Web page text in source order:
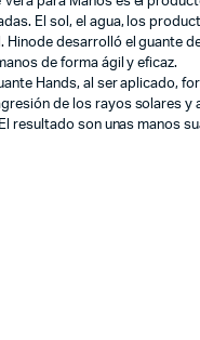
El sol, el agua, los
Hinode desarrolló el guante
de forma ágil y eficaz.
Hands, al ser aplicado,
de los rayos solares
resultado son unas manos